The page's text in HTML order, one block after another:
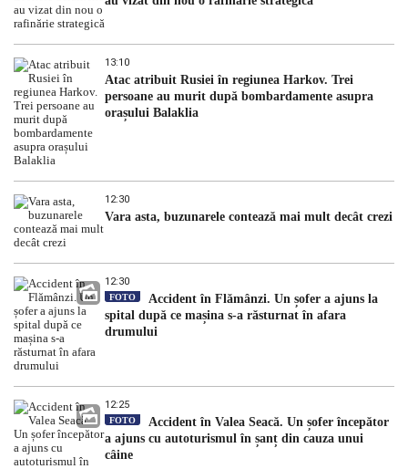
13:10
Atac atribuit Rusiei în regiunea Harkov. Trei
persoane au murit după bombardamente asupra
orașului Balaklia
12:30
Vara asta, buzunarele contează mai mult decât crezi
12:30
FOTO
Accident în Flămânzi. Un șofer a ajuns la
spital după ce mașina s-a răsturnat în afara
drumului
12:25
FOTO
Accident în Valea Seacă. Un șofer începător
a ajuns cu autoturismul în șanț din cauza unui
câine